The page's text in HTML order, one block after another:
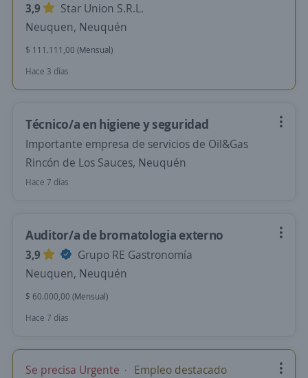
3,9
Star Union S.R.L.
Neuquen, Neuquén
$ 111.111,00 (Mensual)
Hace 3 días
Técnico/a en higiene y seguridad
Importante empresa de servicios de Oil&Gas
Rincón de Los Sauces, Neuquén
Hace 7 días
Auditor/a de bromatologia externo
3,9
Grupo RE Gastronomía
Neuquen, Neuquén
$ 60.000,00 (Mensual)
Hace 7 días
Se precisa Urgente Empleo destacado